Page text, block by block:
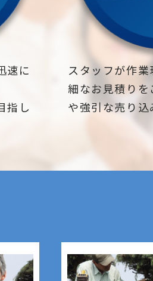
速に
指し
スタッフが作
細なお見積り
や強引な売り込